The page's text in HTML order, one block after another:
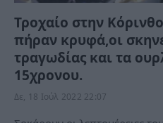
Τροχαίο στην
πήραν κρυφά,οι
τραγωδίας και τα
15χρονου.
Δε, 18 Ιούλ 2022 22:07